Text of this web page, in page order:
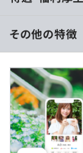
Docker、
年収 800万円
年俸制（毎月12
└月給 667,000
└基本給
└業務手当
固定割増賃金
その他の特徴